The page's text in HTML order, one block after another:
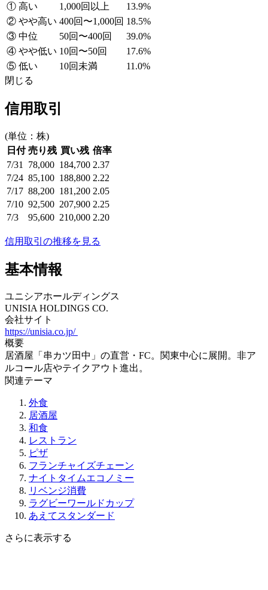
① 高い
1,000回以上
13.9%
② やや高い 400回〜1,000回 18.5%
③ 中位
50回〜400回
39.0%
④ やや低い 10回〜50回
17.6%
⑤ 低い
10回未満
11.0%
閉じる
信用取引
(単位：株)
日付 売り残 買い残 倍率
7/31
78,000 184,700 2.37
7/24 85,100 188,800 2.22
7/17 88,200 181,200 2.05
7/10 92,500 207,900 2.25
7/3
95,600 210,000 2.20
信用取引の推移を見る
基本情報
ユニシアホールディングス
UNISIA HOLDINGS CO.
会社サイト
https://unisia.co.jp/
概要
居酒屋「串カツ田中」の直営・FC。関東中心に展開。非ア
ルコール店やテイクアウト進出。
関連テーマ
外食
居酒屋
和食
レストラン
ピザ
フランチャイズチェーン
ナイトタイムエコノミー
リベンジ消費
ラグビーワールドカップ
あえてスタンダード
さらに表示する